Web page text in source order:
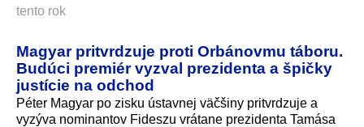
tento rok
Magyar pritvrdzuje proti Orbánovmu táboru.
Budúci premiér vyzval prezidenta a špičky
justície na odchod
Péter Magyar po zisku ústavnej väčšiny pritvrdzuje a
vyzýva nominantov Fideszu vrátane prezidenta Tamása